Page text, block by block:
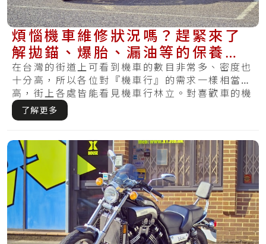
煩惱機車維修狀況嗎？趕緊來了
解拋錨、爆胎、漏油等的保養方
法和費用解說
在台灣的街道上可看到機車的數目非常多、密度也
十分高，所以各位對『機車行』的需求一樣相當
高，街上各處皆能看見機車行林立。對喜歡車的機
車族而.....
了解更多